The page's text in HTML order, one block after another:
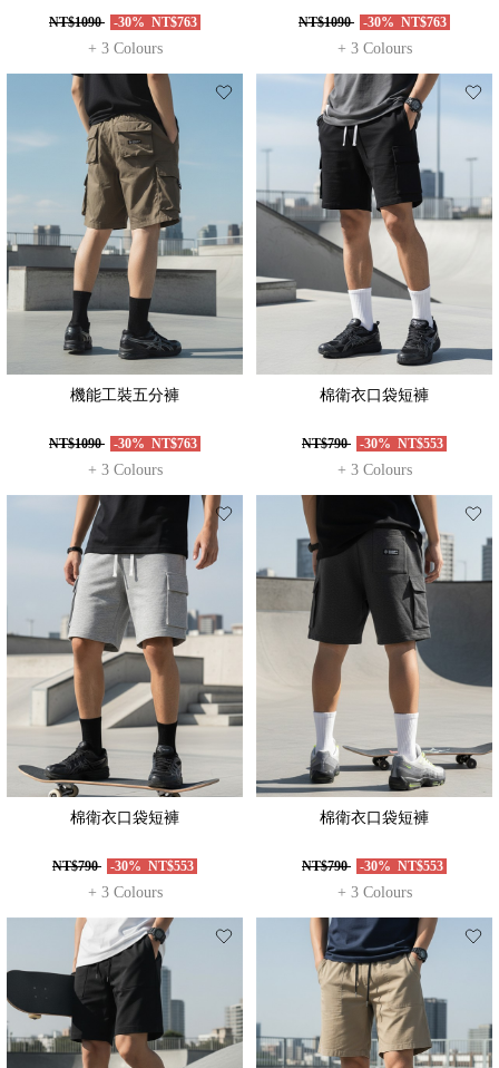
NT$1090 -30% NT$763
+ 3 Colours
NT$1090 -30% NT$763
+ 3 Colours
機能工裝五分褲
NT$1090 -30% NT$763
+ 3 Colours
棉衛衣口袋短褲
NT$790 -30% NT$553
+ 3 Colours
棉衛衣口袋短褲
NT$790 -30% NT$553
+ 3 Colours
棉衛衣口袋短褲
NT$790 -30% NT$553
+ 3 Colours